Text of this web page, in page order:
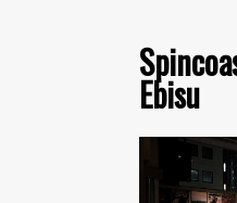
Ebisu